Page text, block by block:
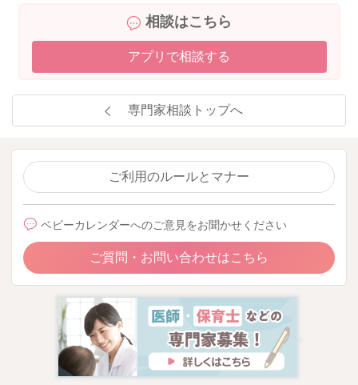
相談はこちら
アプリで相談する
専門家相談トップへ
ご利用のルールとマナー
ベビーカレンダーへのご意見をお聞かせください
ご質問・お問い合わせはこちら